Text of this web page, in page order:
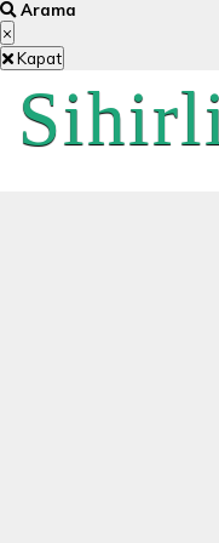
Arama
×
Kapat